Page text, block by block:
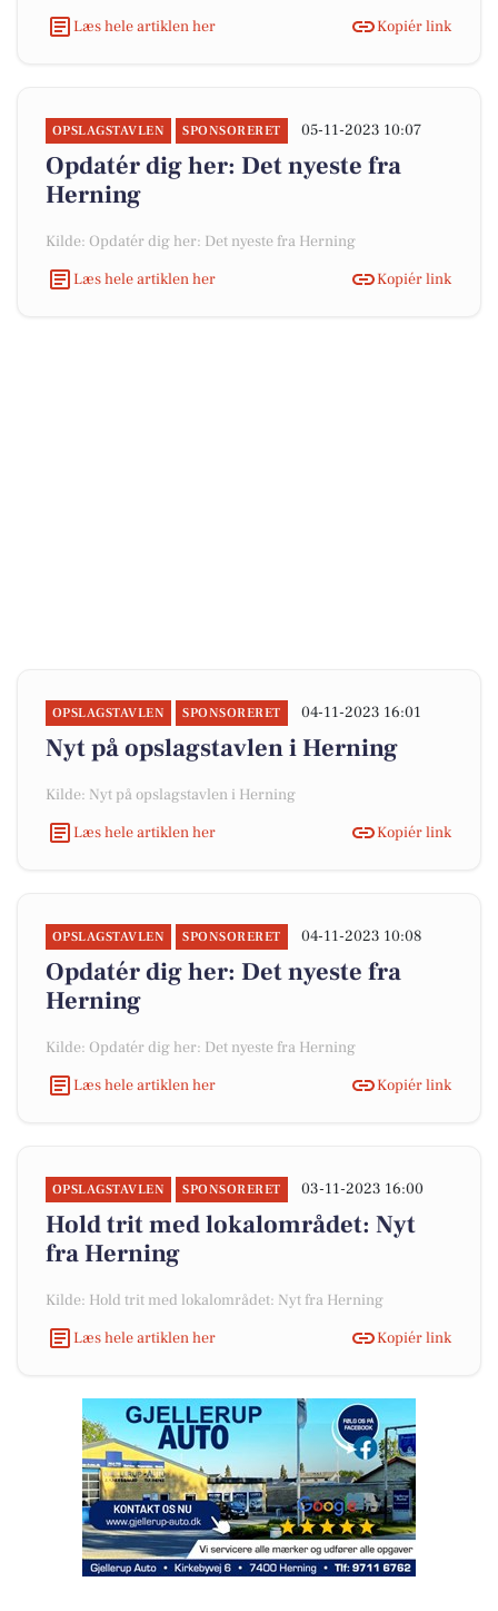
Læs hele artiklen her
Kopiér link
OPSLAGSTAVLEN SPONSORERET 05-11-2023 10:07
Opdatér dig her: Det nyeste fra
Herning
Kilde: Opdatér dig her: Det nyeste fra Herning
Læs hele artiklen her
Kopiér link
OPSLAGSTAVLEN SPONSORERET 04-11-2023 16:01
Nyt på opslagstavlen i Herning
Kilde: Nyt på opslagstavlen i Herning
Læs hele artiklen her
Kopiér link
OPSLAGSTAVLEN SPONSORERET 04-11-2023 10:08
Opdatér dig her: Det nyeste fra
Herning
Kilde: Opdatér dig her: Det nyeste fra Herning
Læs hele artiklen her
Kopiér link
OPSLAGSTAVLEN SPONSORERET 03-11-2023 16:00
Hold trit med lokalområdet: Nyt
fra Herning
Kilde: Hold trit med lokalområdet: Nyt fra Herning
Læs hele artiklen her
Kopiér link